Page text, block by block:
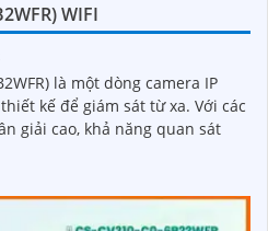
WIFI
là một dòng camera IP
để giám sát từ xa. Với các
giải cao, khả năng quan sát